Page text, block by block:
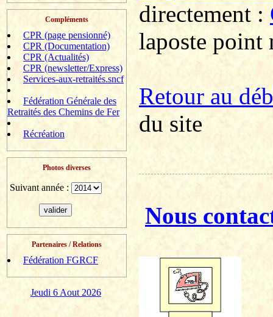
Compléments
CPR (page pensionné)
CPR (Documentation)
CPR (Actualités)
CPR (newsletter/Express)
Services-aux-retraités.sncf
Fédération Générale des
Retraités des Chemins de Fer
Récréation
Photos diverses
Suivant année :
Partenaires / Relations
Fédération FGRCF
Jeudi 6 Aout 2026
directement :
laposte point
Retour au
du site
Nous